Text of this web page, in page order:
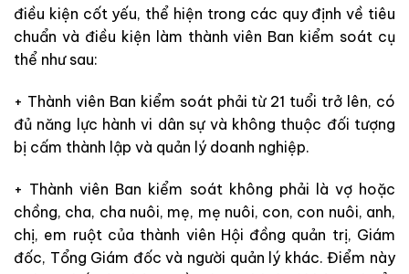
điều kiện cốt yếu, thể hiện trong các quy định về tiêu
chuẩn và điều kiện làm thành viên Ban kiểm soát cụ
thể như sau:
+ Thành viên Ban kiểm soát phải từ 21 tuổi trở lên, có
đủ năng lực hành vi dân sự và không thuộc đối tượng
bị cấm thành lập và quản lý doanh nghiệp.
+ Thành viên Ban kiểm soát không phải là vợ hoặc
chồng, cha, cha nuôi, mẹ, mẹ nuôi, con, con nuôi, anh,
chị, em ruột của thành viên Hội đồng quản trị, Giám
đốc, Tổng Giám đốc và người quản lý khác. Điểm này